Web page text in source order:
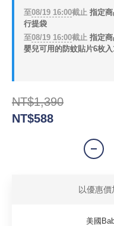
至08/19 16:00截止 指定
行提袋
至08/19 16:00截止 指定
嬰兒可用的防蚊貼片6枚
NT$1,390
NT$588
以優惠
美國